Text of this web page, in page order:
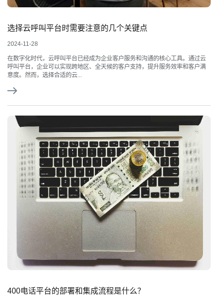
选择云呼叫平台时需要注意的几个关键点
2024-11-28
在数字化时代，云呼叫平台已经成为企业客户服务和沟通的核心工具。通过云
呼叫平台，企业可以实现跨地区、全天候的客户支持，提升服务效率和客户满
意度。然而，选择合适的云...
400电话平台的部署和集成流程是什么？